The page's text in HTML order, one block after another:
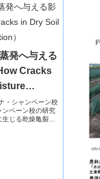
発へ与える
Cracks
・シャンペーン校
ンペーン校の研究
生じる乾燥亀裂